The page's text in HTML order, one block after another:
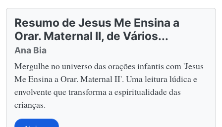
Resumo de Jesus Me Ensina a
Orar. Maternal II, de Vários...
Ana Bia
Mergulhe no universo das orações infantis com 'Jesus
Me Ensina a Orar. Maternal II'. Uma leitura lúdica e
envolvente que transforma a espiritualidade das
crianças.